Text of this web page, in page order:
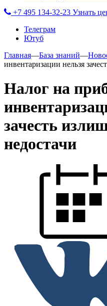
+7 495 134-32-23 Узнать
Телеграм
Ютуб
Главная—База знаний—
инвентаризации нельзя
Налог на
зачесть
недостачи